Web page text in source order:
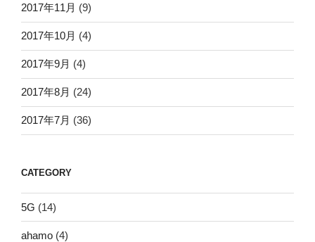
2017年11月 (9)
2017年10月 (4)
2017年9月 (4)
2017年8月 (24)
2017年7月 (36)
CATEGORY
5G (14)
ahamo (4)